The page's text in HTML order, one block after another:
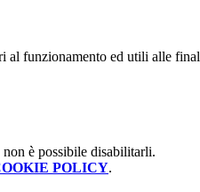
al funzionamento ed utili alle
è possibile disabilitarli.
POLICY.